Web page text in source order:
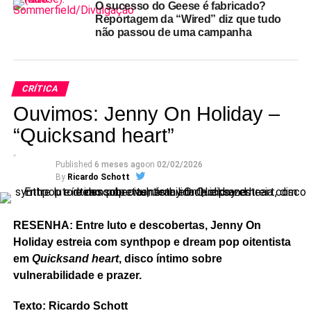
O sucesso do Geese é fabricado?
Reportagem da “Wired” diz que tudo
não passou de uma campanha
CRÍTICA
Ouvimos: Jenny On Holiday –
“Quicksand heart”
Published 6 meses agoon 02/02/2026
By Ricardo Schott
RESENHA: Entre luto e descobertas, Jenny On
Holiday estreia com synthpop e dream pop oitentista
em Quicksand heart, disco íntimo sobre
vulnerabilidade e prazer.
Texto: Ricardo Schott